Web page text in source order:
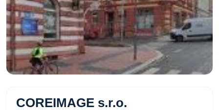
COREIMAGE s.r.o.